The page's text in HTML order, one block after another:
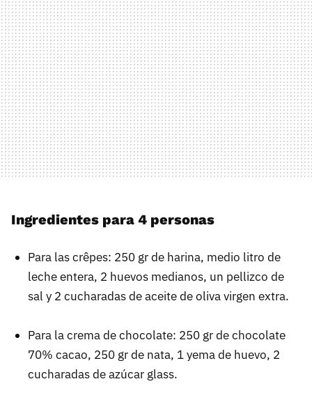
Ingredientes para 4 personas
Para las crêpes: 250 gr de harina, medio litro de
leche entera, 2 huevos medianos, un pellizco de
sal y 2 cucharadas de aceite de oliva virgen extra.
Para la crema de chocolate: 250 gr de chocolate
70% cacao, 250 gr de nata, 1 yema de huevo, 2
cucharadas de azúcar glass.